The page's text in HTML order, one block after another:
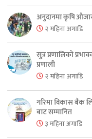
अनुदानमा कृषि
२ महिना अगाडि
सुत्र प्रणालिको
प्रणाली
२ महिना अगाडि
गरिमा विकास बैंक
बाट सम्मानित
३ महिना अगाडि